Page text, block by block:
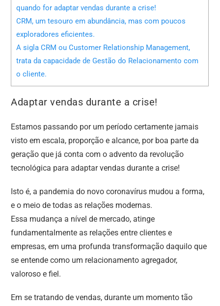
quando for adaptar vendas durante a crise!
CRM, um tesouro em abundância, mas com poucos
exploradores eficientes.
A sigla CRM ou Customer Relationship Management,
trata da capacidade de Gestão do Relacionamento com
o cliente.
Adaptar vendas durante a crise!
Estamos passando por um período certamente jamais
visto em escala, proporção e alcance, por boa parte da
geração que já conta com o advento da revolução
tecnológica para adaptar vendas durante a crise!
Isto é, a pandemia do novo coronavírus mudou a forma,
e o meio de todas as relações modernas.
Essa mudança a nível de mercado, atinge
fundamentalmente as relações entre clientes e
empresas, em uma profunda transformação daquilo que
se entende como um relacionamento agregador,
valoroso e fiel.
Em se tratando de vendas, durante um momento tão